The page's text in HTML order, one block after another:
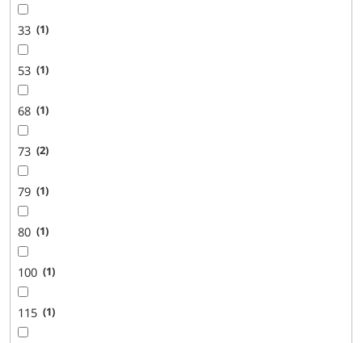
33 1
53 1
68 1
73 2
79 1
80 1
100 1
115 1